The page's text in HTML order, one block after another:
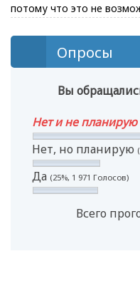
потому что это не
Опросы
Вы
Нет и не планирую
Нет, но планирую
Да (25%, 1 971 Голосов)
Всего